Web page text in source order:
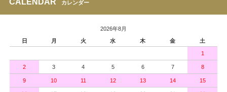
カレンダー
2026年8月
日
月 火 水 木 金 土
1
2 3 4 5 6 7 8
9 10 11 12 13 14 15